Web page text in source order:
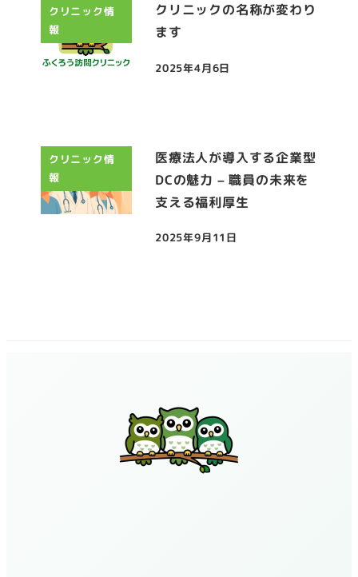
クリニック情
報
クリニックの名称が変わり
ます
投稿日
2025年4月6日
クリニック情
報
医療法人が導入する企業型
DCの魅力 – 職員の未来を
支える福利厚生
投稿日
2025年9月11日